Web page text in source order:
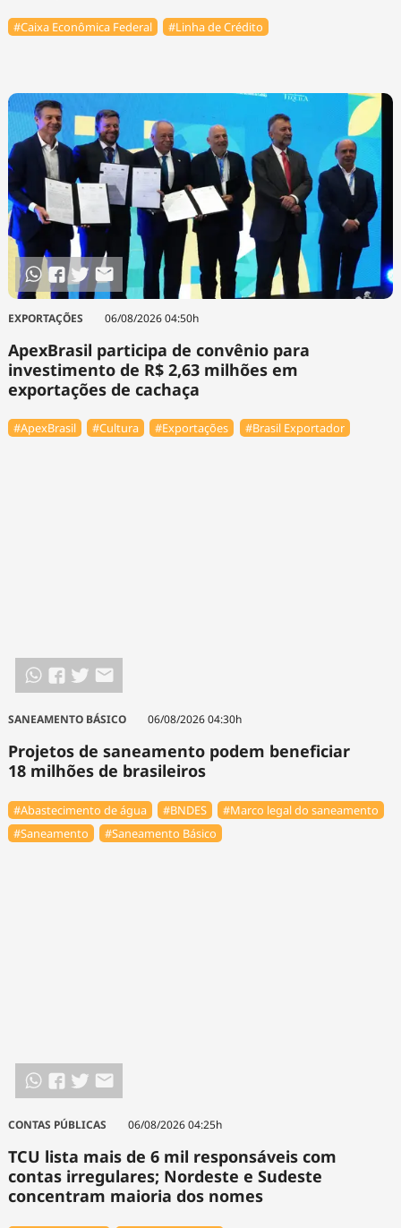
#Caixa Econômica Federal #Linha de Crédito
EXPORTAÇÕES 06/08/2026 04:50h
ApexBrasil participa de convênio para
investimento de R$ 2,63 milhões em
exportações de cachaça
#ApexBrasil #Cultura #Exportações #Brasil Exportador
SANEAMENTO BÁSICO 06/08/2026 04:30h
Projetos de saneamento podem beneficiar
18 milhões de brasileiros
#Abastecimento de água #BNDES
#Marco legal do saneamento
#Saneamento
#Saneamento Básico
CONTAS PÚBLICAS 06/08/2026 04:25h
TCU lista mais de 6 mil responsáveis com
contas irregulares; Nordeste e Sudeste
concentram maioria dos nomes